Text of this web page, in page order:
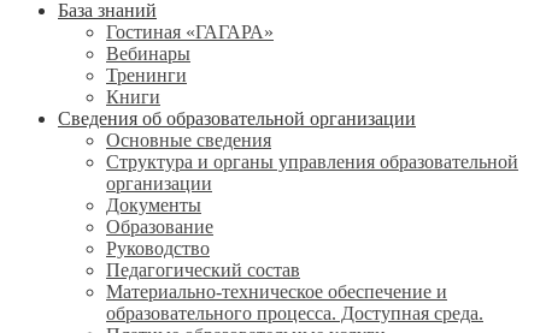
База знаний
Гостиная «ГАГАРА»
Вебинары
Тренинги
Книги
Сведения об образовательной организации
Основные сведения
Структура и органы управления образовательной
организации
Документы
Образование
Руководство
Педагогический состав
Материально-техническое обеспечение и
образовательного процесса. Доступная среда.